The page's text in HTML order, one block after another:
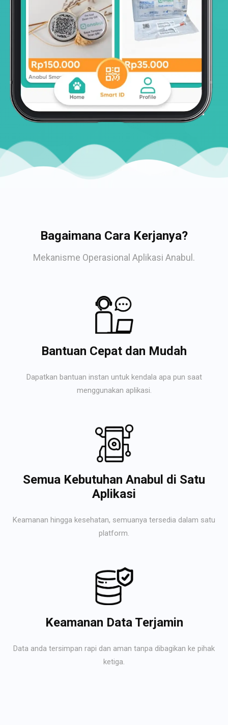
Bagaimana Cara Kerjanya?
Mekanisme Operasional Aplikasi Anabul.
Bantuan Cepat dan Mudah
Dapatkan bantuan instan untuk kendala apa pun saat
menggunakan aplikasi.
Semua Kebutuhan Anabul di Satu
Aplikasi
Keamanan hingga kesehatan, semuanya tersedia dalam satu
platform.
Keamanan Data Terjamin
Data anda tersimpan rapi dan aman tanpa dibagikan ke pihak
ketiga.